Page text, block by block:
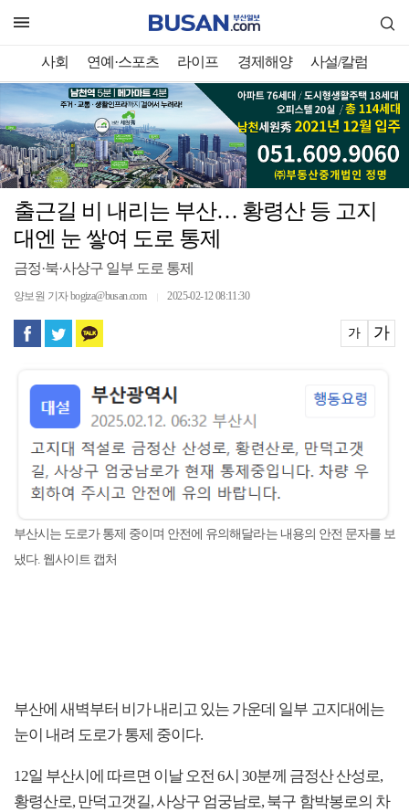
사회 연예·스포츠 라이프 경제해양 사설/칼럼
출근길 비 내리는 부산… 황령산 등 고지
대엔 눈 쌓여 도로 통제
금정·북·사상구 일부 도로 통제
양보원 기자 bogiza@busan.com 2025-02-12 08:11:30
가 가
부산시는 도로가 통제 중이며 안전에 유의해달라는 내용의 안전 문자를 보
냈다. 웹사이트 캡처
부산에 새벽부터 비가 내리고 있는 가운데 일부 고지대에는
눈이 내려 도로가 통제 중이다.
12일 부산시에 따르면 이날 오전 6시 30분께 금정산 산성로,
황령산로, 만덕고갯길, 사상구 엄궁남로, 북구 함박봉로의 차